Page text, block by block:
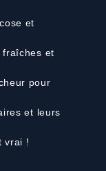
et
fraîches et
pour
et leurs
vrai !